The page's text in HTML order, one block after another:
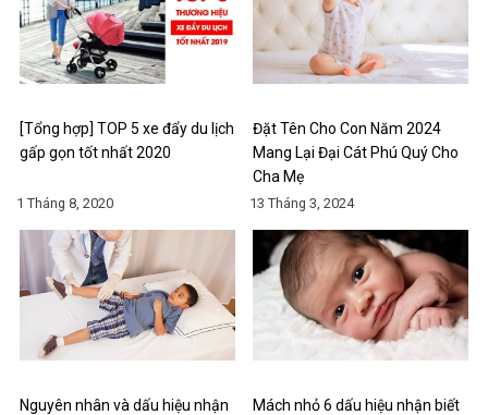
[Tổng hợp] TOP 5 xe đẩy du lịch
gấp gọn tốt nhất 2020
1 Tháng 8, 2020
Đặt Tên Cho Con Năm 2024
Mang Lại Đại Cát Phú Quý Cho
Cha Mẹ
13 Tháng 3, 2024
Nguyên nhân và dấu hiệu nhận
Mách nhỏ 6 dấu hiệu nhận biết